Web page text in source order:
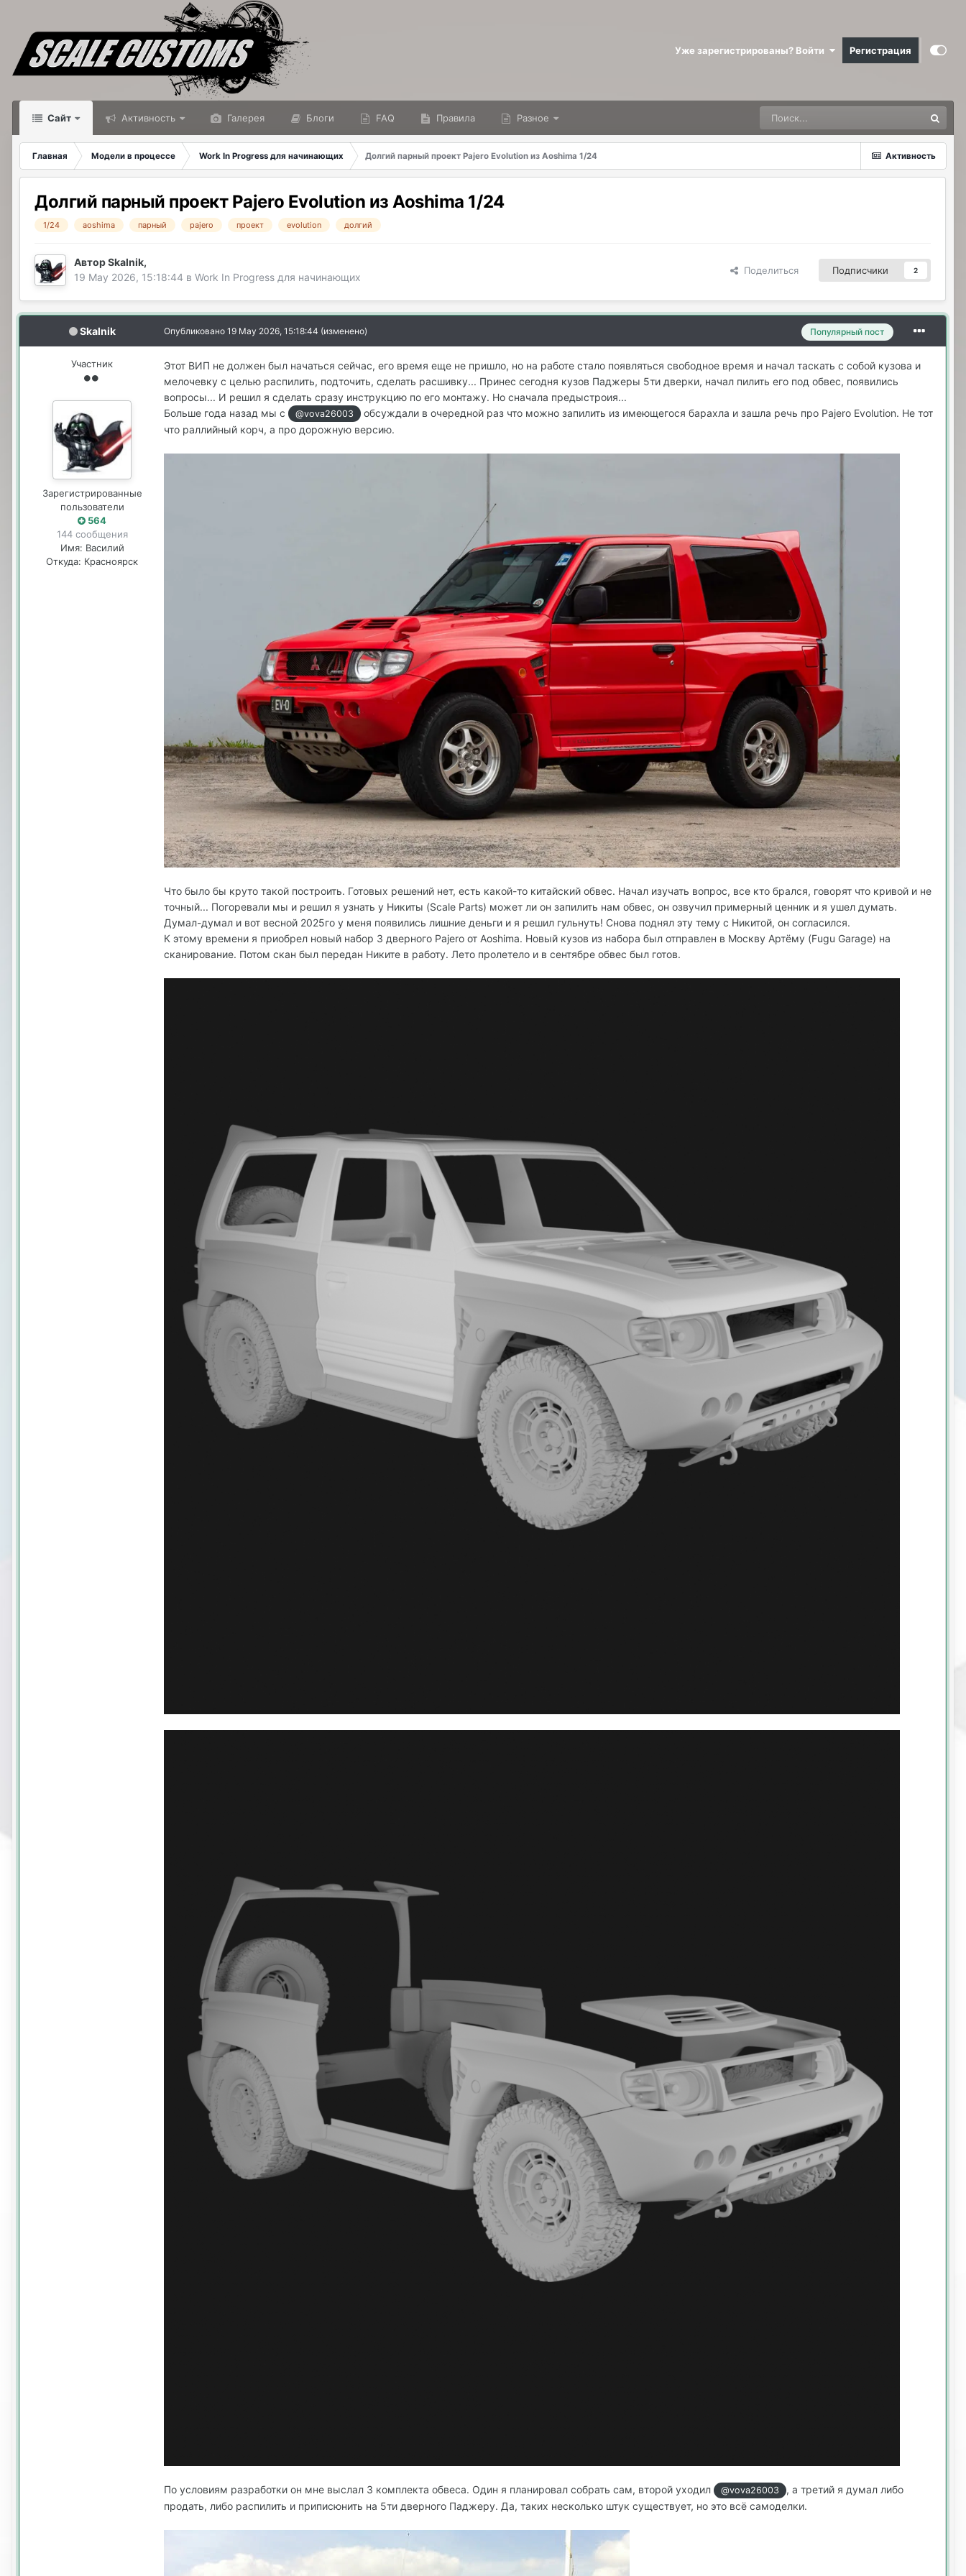
Уже зарегистрированы? Войти Регистрация
Сайт Активность Галерея Блоги FAQ Правила Разное
Активность
Главная Модели в процессе Work In Progress для начинающих Долгий парный проект Pajero Evolution из Aoshima 1/24
Долгий парный проект Pajero Evolution из Aoshima 1/24
1/24 aoshima парный pajero проект evolution долгий
АвторSkalnik,
19 May 2026, 15:18:44 в Work In Progress для начинающих
Поделиться Подписчики 2
Skalnik
Участник
Зарегистрированные
пользователи
564
144 сообщения
Имя: Василий
Откуда: Красноярск
Популярный пост
Опубликовано 19 May 2026, 15:18:44 (изменено)
Этот ВИП не должен был начаться сейчас, его время еще не пришло, но на работе стало появляться свободное время и начал таскать с собой кузова и
мелочевку с целью распилить, подточить, сделать расшивку... Принес сегодня кузов Паджеры 5ти дверки, начал пилить его под обвес, появились
вопросы... И решил я сделать сразу инструкцию по его монтажу. Но сначала предыстроия...
Больше года назад мы с
@vova26003
обсуждали в очередной раз что можно запилить из имеющегося барахла и зашла речь про Pajero Evolution. Не тот
что раллийный корч, а про дорожную версию.
Что было бы круто такой построить. Готовых решений нет, есть какой-то китайский обвес. Начал изучать вопрос, все кто брался, говорят что кривой и не
точный... Погоревали мы и решил я узнать у Никиты (Scale Parts) может ли он запилить нам обвес, он озвучил примерный ценник и я ушел думать.
Думал-думал и вот весной 2025го у меня появились лишние деньги и я решил гульнуть! Снова поднял эту тему с Никитой, он согласился.
К этому времени я приобрел новый набор 3 дверного Pajero от Aoshima. Новый кузов из набора был отправлен в Москву Артёму (Fugu Garage) на
сканирование. Потом скан был передан Никите в работу. Лето пролетело и в сентябре обвес был готов.
По условиям разработки он мне выслал 3 комплекта обвеса. Один я планировал собрать сам, второй уходил @vova26003
, а третий я думал либо
продать, либо распилить и приписюнить на 5ти дверного Паджеру. Да, таких несколько штук существует, но это всё самоделки.